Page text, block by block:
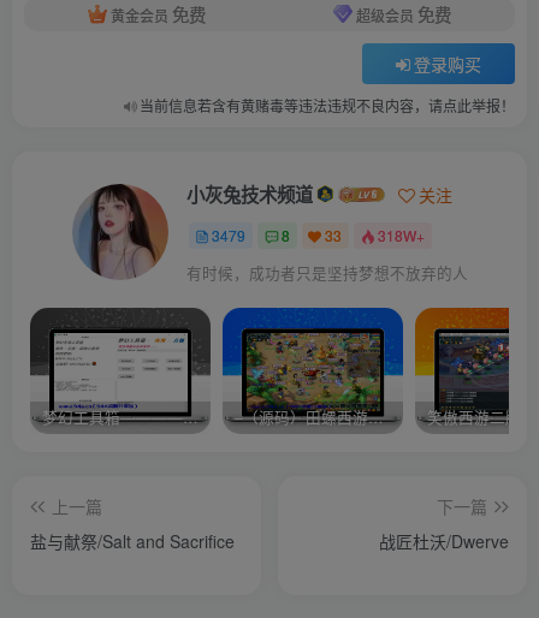
黄金会员 免费 超级会员 免费
登录购买
当前信息若含有黄赌毒等违法违规不良内容，请点此举报！
小灰兔技术频道 关注
3479 8 33 318W+
有时候，成功者只是坚持梦想不放弃的人
梦幻工具箱————-免费 –（源码）田螺西游9.0 假人摆摊18门派飞升渡劫化圣助战最新BB谛听…. 笑傲西游二版-
上一篇
盐与献祭/Salt and Sacrifice
下一篇
战匠杜沃/Dwerve